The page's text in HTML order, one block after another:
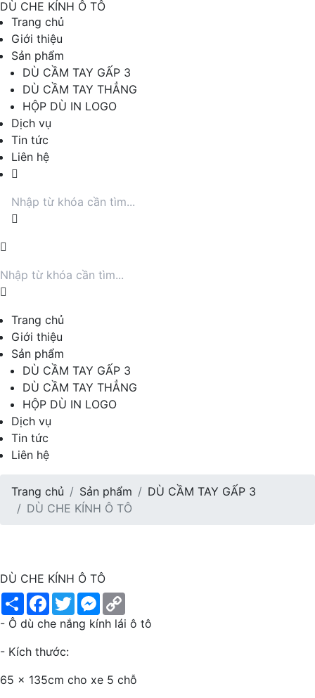
DÙ CHE KÍNH Ô TÔ
Trang chủ
Giới thiệu
Sản phẩm
DÙ CẦM TAY GẤP 3
DÙ CẦM TAY THẲNG
HỘP DÙ IN LOGO
Dịch vụ
Tin tức
Liên hệ
Trang chủ
Giới thiệu
Sản phẩm
DÙ CẦM TAY GẤP 3
DÙ CẦM TAY THẲNG
HỘP DÙ IN LOGO
Dịch vụ
Tin tức
Liên hệ
Trang chủ Sản phẩm
DÙ CẦM TAY GẤP 3
DÙ CHE KÍNH Ô TÔ
DÙ CHE KÍNH Ô TÔ
ShareFacebook
TwitterMessenger
- Ô dù che nắng kính lái ô tô
- Kích thước:
65 x 135cm cho xe 5 chỗ